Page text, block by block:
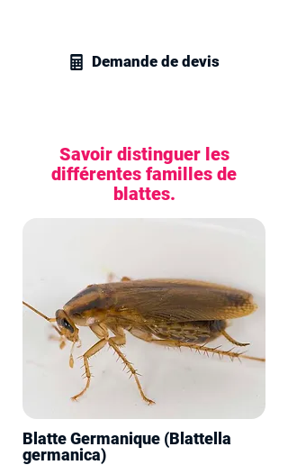
Demande de devis
Savoir distinguer les
différentes familles de
blattes.
Blatte Germanique (Blattella
germanica)